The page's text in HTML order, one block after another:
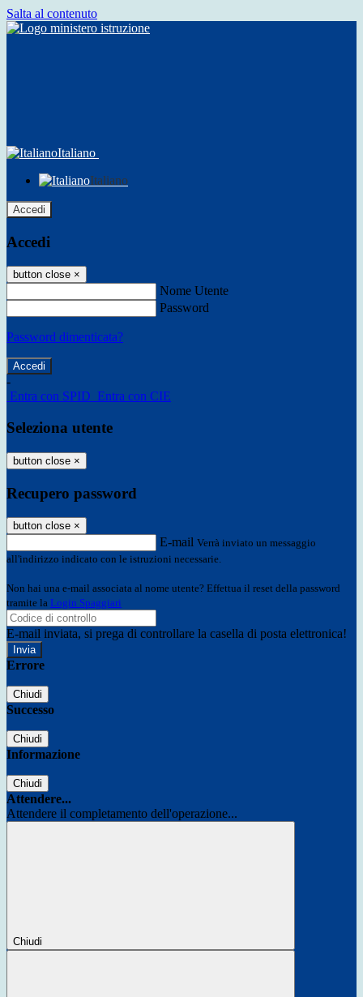
Salta al contenuto
Italiano
Italiano
Accedi
Accedi
button close ×
Nome Utente
Password
Password dimenticata?
-
Entra con SPID Entra con CIE
Seleziona utente
button close ×
Recupero password
button close ×
E-mail Verrà inviato un messaggio
all'indirizzo indicato con le istruzioni necessarie.
Non hai una e-mail associata al nome utente? Effettua il reset della password
tramite la Login Spaggiari
E-mail inviata, si prega di controllare la casella di posta elettronica!
Errore
Chiudi
Successo
Chiudi
Informazione
Chiudi
Attendere...
Attendere il completamento dell'operazione...
Chiudi